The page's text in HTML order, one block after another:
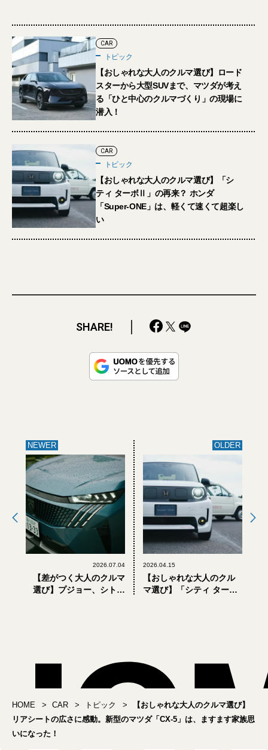
CAR
トピック
【おしゃれな大人のクルマ選び】ロード
スターから大型SUVまで、マツダが考え
る「ひと中心のクルマづくり」の現場に
潜入！
CAR
トピック
【おしゃれな大人のクルマ選び】「シ
ティ ターボⅡ」の再来？ ホンダ
「Super-ONE」は、軽くて速くて超楽し
い
SHARE!
NEWER
2026.07.04
【差がつく大人のクルマ
選び】プジョー、シトロ
OLDER
2026.04.15
【おしゃれな大人のクル
マ選び】「シティ ターボ
HOME CAR トピック
【おしゃれな大人のクルマ選び】
リアシートの広さに感動。新型のマツダ「CX-5」は、ますます家族思
いになった！